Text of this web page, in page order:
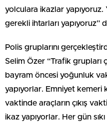
yolculara ikazlar yapıyoruz.
gerekli ihtarları yapıyoruz”
Polis gruplarını
Selim Özer “Trafik
bayram öncesi yoğunluk
yapıyorlar. Emniyet kemeri
vaktinde araçların çıkış
ikaz yapıyorlar. Her gün